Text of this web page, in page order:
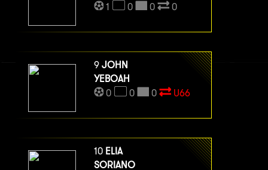
1
0 0 0
9 JOHN
YEBOAH
0
0 0 U66
10 ELIA
SORIANO